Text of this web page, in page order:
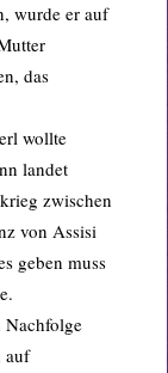
wurde er auf
das
wollte
landet
zwischen
von Assisi
geben muss
Nachfolge
auf